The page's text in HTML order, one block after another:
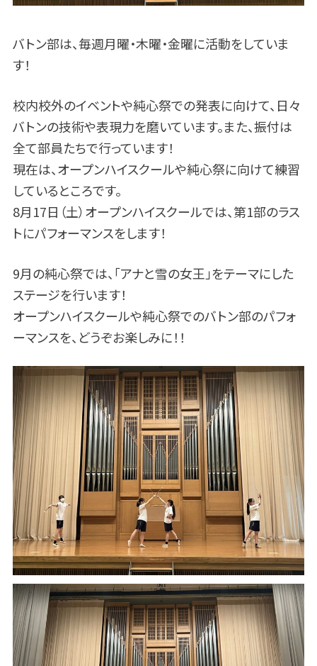
バトン部は、毎週月曜・木曜・金曜に活動をしていま
す！
校内校外のイベントや純心祭での発表に向けて、日々
バトンの技術や表現力を磨いています。また、振付は
全て部員たちで行っています！
現在は、オープンハイスクールや純心祭に向けて練習
しているところです。
8月17日（土）オープンハイスクールでは、第1部のラス
トにパフォーマンスをします！
9月の純心祭では、「アナと雪の女王」をテーマにした
ステージを行います！
オープンハイスクールや純心祭でのバトン部のパフォ
ーマンスを、どうぞお楽しみに！！